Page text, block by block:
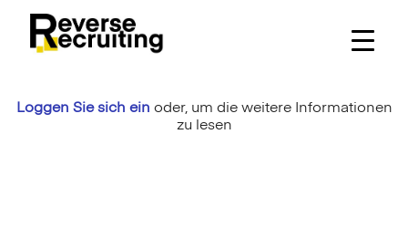
content
Loggen Sie sich ein oder, um die weitere Informationen
zu lesen